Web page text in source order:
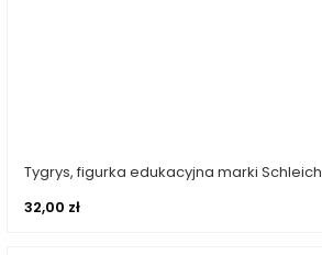
Dowiedz się więcej
Tygrys, figurka edukacyjna marki Schleich
32,00 zł